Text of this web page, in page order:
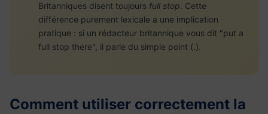
Britanniques disent toujours full stop. Cette
différence purement lexicale a une implication
pratique : si un rédacteur britannique vous dit "put a
full stop there", il parle du simple point (.).
Comment utiliser correctement la